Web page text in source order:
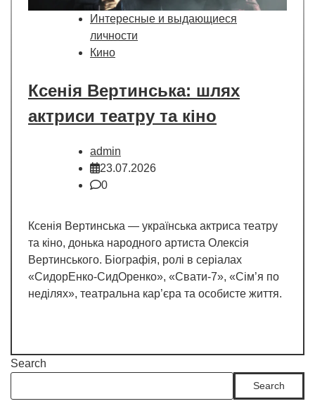
Интересные и выдающиеся
личности
Кино
Ксенія Вертинська: шлях
актриси театру та кіно
admin
23.07.2026
0
Ксенія Вертинська — українська актриса театру
та кіно, донька народного артиста Олексія
Вертинського. Біографія, ролі в серіалах
«СидорЕнко-СидОренко», «Свати-7», «Сім’я по
неділях», театральна кар’єра та особисте життя.
Search
Search